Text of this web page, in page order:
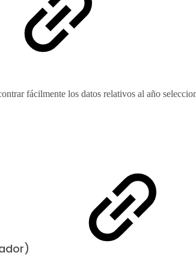
fácilmente los datos relativos al año